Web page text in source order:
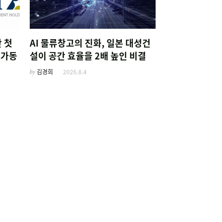
첫
동
AI 물류창고의 진화, 일본 대성건
설이 공간 효율을 2배 높인 비결
by 김경희 2026.8.4